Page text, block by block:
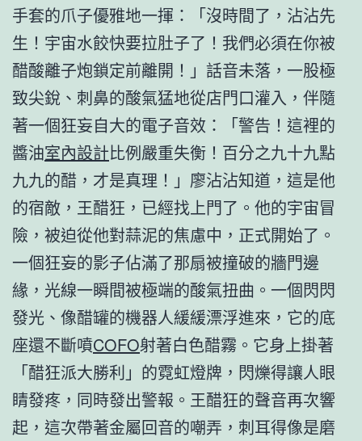
手套的爪子優雅地一揮：「沒時間了，沾沾先
生！宇宙水餃快要拉肚子了！我們必須在你被
醋酸離子炮鎖定前離開！」話音未落，一股極
致尖銳、刺鼻的酸氣猛地從店門口灌入，伴隨
著一個狂妄自大的電子音效：「警告！這裡的
醬油室內設計比例嚴重失衡！百分之九十九點
九九的醋，才是真理！」廖沾沾知道，這是他
的宿敵，王醋狂，已經找上門了。他的宇宙冒
險，被迫從他對蒜泥的焦慮中，正式開始了。
一個狂妄的影子佔滿了那扇被撞破的牆門邊
緣，光線一瞬間被極端的酸氣扭曲。一個閃閃
發光、像醋罐的機器人緩緩漂浮進來，它的底
座還不斷噴COFO射著白色醋霧。它身上掛著
「醋狂派大勝利」的霓虹燈牌，閃爍得讓人眼
睛發疼，同時發出警報。王醋狂的聲音再次響
起，這次帶著金屬回音的嘲弄，刺耳得像是磨